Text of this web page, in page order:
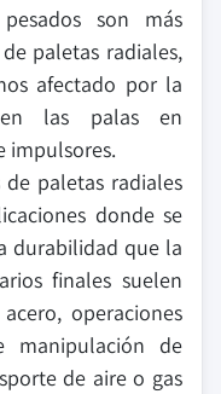
son más
paletas radiales,
afectado por la
las palas en
impulsores.
paletas radiales
donde se
durabilidad que la
finales suelen
operaciones
manipulación de
de aire o gas